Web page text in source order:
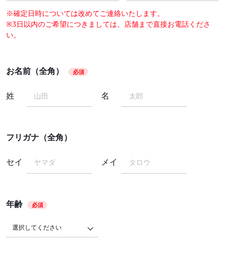
※確定日時については改めてご連絡いたします。
※3日以内のご希望につきましては、店舗まで直接お電話くださ
い。
お名前（全角） 必須
姓 名
フリガナ（全角）
セイ メイ
年齢 必須
選択してください